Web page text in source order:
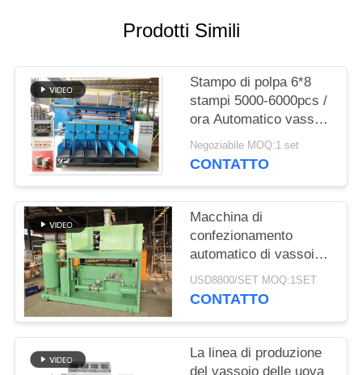
PREVENTIVO
MAPPA
DEL
SITO
POLITICA
SULLA
PRIVACY
Prodotti Simili
Stampo di polpa 6*8
stampi 5000-6000pcs /
ora Automatico vassoio
per uova macchina di
produzione di polpa
Negoziabile MOQ:1 set
CONTATTO
Macchina di
confezionamento
automatico di vassoi
per uova in carta a
basso consumo
polpa con asciugatrice
Asciugatrice metallica
USD8800/SET MOQ:1SET
CONTATTO
La linea di produzione
del vassoio delle uova